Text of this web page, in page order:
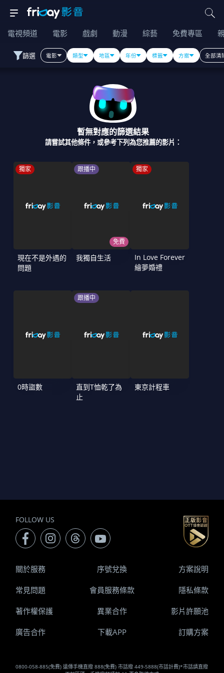
電視頻道 電影 戲劇 動漫 綜藝 免費專區
篩選 電影 類型 地區 年份 標籤 方案 全部清
暫無對應的篩選結果
請嘗試其他條件，或參考下列為您推薦的影片：
獨家
現在不是外遇的
問題
跟播中
免費
我獨自生活
獨家
In Love Forever
繪夢婚禮
0時盜數
跟播中
直到T恤乾了為
止
東京計程車
FOLLOW US
0800-058-885(免費) 遠傳手機直撥 888(免費) 市話撥 449-5888(市話計費)*市話請直撥
關於服務 序號兌換 方案說明
常見問題 會員服務條款 隱私條款
著作權保護 異業合作 影片許願池
廣告合作 下載APP 訂購方案